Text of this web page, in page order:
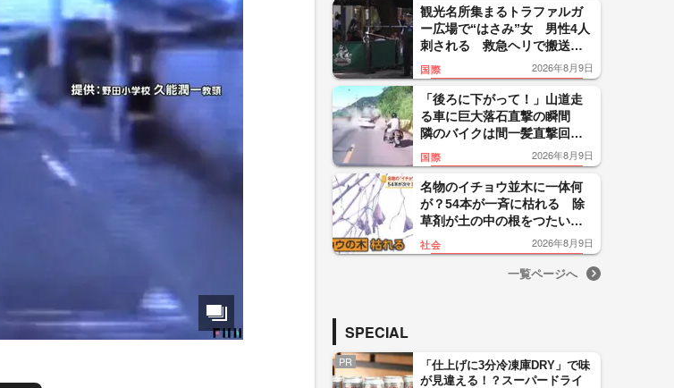
奈川
観光名所集まるトラファルガ
ー広場で“はさみ”女 男性4人
刺される 救急ヘリで搬送
容疑者との関係性は不明 イ
ギリス
国際 2026年8月9日
「後ろに下がって！」山道走
る車に巨大落石直撃の瞬間
隣のバイクは間一髪直撃回
避 運転手らに大きなケガな
し 中国
国際 2026年8月9日
名物のイチョウ並木に一体何
が？54本が一斉に枯れる 除
草剤が土の中の根をつたい広
がったか 東京・町田市
社会 2026年8月9日
一覧ページへ
SPECIAL
PR
「仕上げに3分冷凍庫DRY」で味
が見違える！？スーパードライ